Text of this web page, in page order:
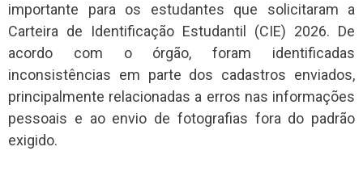
importante para os estudantes que solicitaram a
Carteira de Identificação Estudantil (CIE) 2026. De
acordo com o órgão, foram identificadas
inconsistências em parte dos cadastros enviados,
principalmente relacionadas a erros nas informações
pessoais e ao envio de fotografias fora do padrão
exigido.